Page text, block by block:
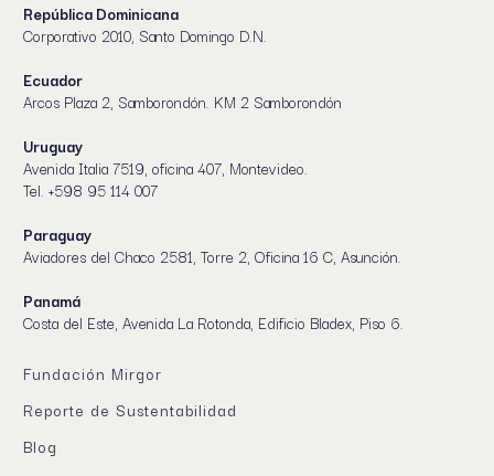
República Dominicana
Corporativo 2010, Santo Domingo D.N.
Ecuador
Arcos Plaza 2, Samborondón. KM 2 Samborondón
Uruguay
Avenida Italia 7519, oficina 407, Montevideo.
Tel. +598 95 114 007
Paraguay
Aviadores del Chaco 2581, Torre 2, Oficina 16 C, Asunción.
Panamá
Costa del Este, Avenida La Rotonda, Edificio Bladex, Piso 6.
Fundación Mirgor
Reporte de Sustentabilidad
Blog